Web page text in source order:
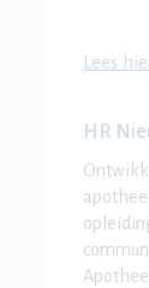
Lees
HR